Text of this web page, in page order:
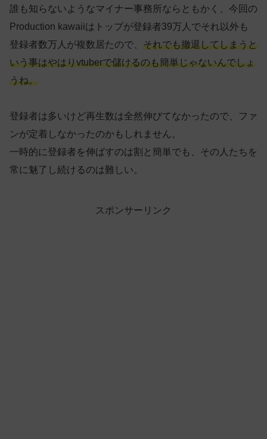
誰も知らないようなマイナー事務所ならともかく、今回の
Production kawaiiはトップが登録者39万人でそれ以外も
登録者数万人が複数居たので、 それでも撤退してしまうと
いう事はやはりvtuberで儲けるのも簡単じゃないんでしょ
うね。
登録者は多いけど再生数は全然伸びてなかったので、ファ
ンが定着しなかったのかもしれません。
一時的に登録者を伸ばすのは割と簡単でも、その人たちを
常に魅了し続けるのは難しい。
スポンサーリンク